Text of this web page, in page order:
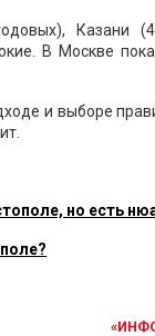
Казани
В Москве
и выборе
но есть